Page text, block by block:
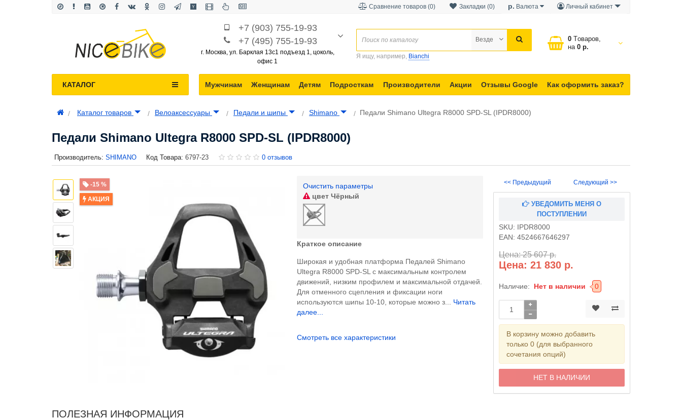
Личный кабинет
р. Валюта
Закладки (0)
Сравнение товаров (0)
+7 (903) 755-19-93
+7 (495) 755-19-93
г. Москва, ул. Барклая 13с1 подъезд 1, цоколь,
офис 1
0 Tоваров,
на
0 р.
Везде
Я ищу, например, Bianchi
Мужчинам Женщинам Детям Подросткам Производители Акции Отзывы Google Как оформить заказ?
КАТАЛОГ
Каталог товаров Велоаксессуары Педали и шипы Shimano Педали Shimano Ultegra R8000 SPD-SL (IPDR8000)
Педали Shimano Ultegra R8000 SPD-SL (IPDR8000)
Производитель: SHIMANO Код Товара: 6797-23 0 отзывов
-15 %
АКЦИЯ
Очистить параметры
цветЧёрный
Краткое описание
Широкая и удобная платформа Педалей Shimano
Ultegra R8000 SPD-SL с максимальным контролем
движений, низким профилем и максимальной отдачей.
Для отменного сцепления и фиксации ноги
используются шипы 10-10, которые можно з... Читать
далее...
Смотреть все характеристики
<< Предыдущий Следующий >>
УВЕДОМИТЬ МЕНЯ О
ПОСТУПЛЕНИИ
SKU: IPDR8000
EAN: 4524667646297
Цена: 25 607 р.
Цена: 21 830 р.
Наличие: Нет в наличии 0
В корзину можно добавить
только 0 (для выбранного
сочетания опций)
НЕТ В НАЛИЧИИ
ПОЛЕЗНАЯ ИНФОРМАЦИЯ